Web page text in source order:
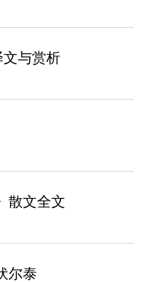
文与赏析
散文全文
尔泰